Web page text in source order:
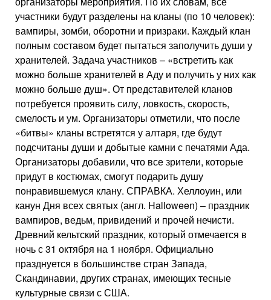
участники будут разделены на кланы (по 10 человек):
вампиры, зомби, оборотни и призраки. Каждый клан
полным составом будет пытаться заполучить души у
хранителей. Задача участников – «встретить как
можно больше хранителей в Аду и получить у них как
можно больше душ». От представителей кланов
потребуется проявить силу, ловкость, скорость,
смелость и ум. Организаторы отметили, что после
«битвы» кланы встретятся у алтаря, где будут
подсчитаны души и добытые камни с печатями Ада.
Организаторы добавили, что все зрители, которые
придут в костюмах, смогут подарить душу
понравившемуся клану. СПРАВКА. Хеллоуин, или
канун Дня всех святых (англ. Halloween) – праздник
вампиров, ведьм, привидений и прочей нечисти.
Древний кельтский праздник, который отмечается в
ночь с 31 октября на 1 ноября. Официально
празднуется в большинстве стран Запада,
Скандинавии, других странах, имеющих тесные
культурные связи с США.